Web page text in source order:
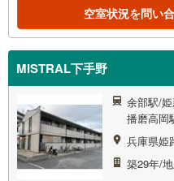
空室状況を問い
MISTRAL下手野
余部駅/
播磨高岡
兵庫県姫
築29年/